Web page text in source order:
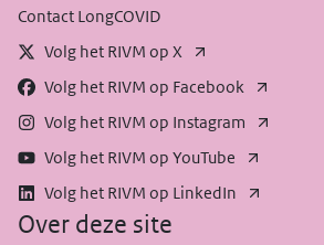
Contact LongCOVID
Volg het RIVM op X
Volg het RIVM op Facebook
Volg het RIVM op Instagram
Volg het RIVM op YouTube
Volg het RIVM op LinkedIn
Over deze site